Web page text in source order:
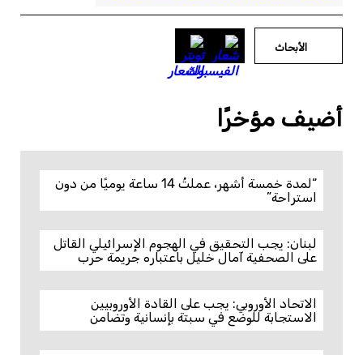
الأبحاث
أضيف مؤخرًا
“لمدة خمسة أشهر، عملتُ 14 ساعة يوميًا من دون
استراحة”
لبنان: يجب التحقيق في الهجوم الإسرائيلي القاتل
على الصحفية آمال خليل باعتباره جريمة حرب
الاتحاد الأوروبي: يجب على القادة الأوروبيين
الاستجابة للوضع في سبتة بإنسانية وتضامن